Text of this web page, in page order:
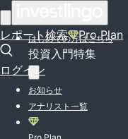
レポート検索 Pro Plan
ログイン
はじめての方はこちら
投資入門特集
お知らせ
アナリスト一覧